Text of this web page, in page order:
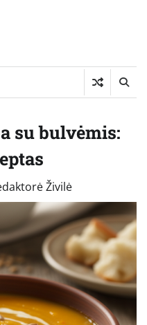
su bulvėmis:
Živilė